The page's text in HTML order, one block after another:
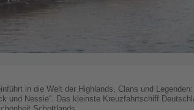
in die Welt der Highlands, Clans und
und Nessie“. Das kleinste Kreuzfahrtschiff